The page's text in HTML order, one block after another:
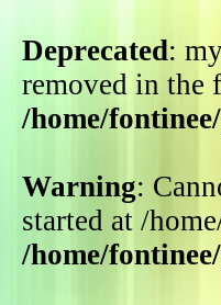
Deprecated:
removed in the
/home/
Warning:
started at /
/home/